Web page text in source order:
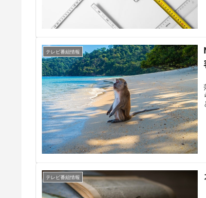
テレビ番組情報
テレビ番組情報